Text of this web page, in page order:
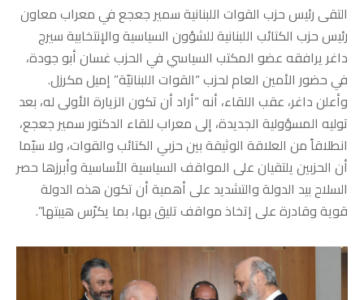
التقى رئيس حزب القوات اللبنانية سمير جعجع في معراب معاون
رئيس حزب الكتائب اللبنانية للشؤون السياسية والإنتخابية سيرج
داغر يرافقه عضو المكتب السياسي في الحزب غسان أبو جودة،
في حضور الأمين العام لحزب “القوات اللبنانيّة” إميل مكرزل.
وأعلن داغر، عقب اللقاء، أنه “أراد أن تكون الزيارة الأولى له، بعد
توليه المسؤولية الجديدة، إلى معراب للقاء الدكتور سمير جعجع،
انطلاقاً من العلاقة الوثيقة بين حزبي الكتائب والقوات، ولا سيّما
أن الحزبين يلتقيان على المواقف السياسية الأساسية وأبرزها حصر
السلاح بيد الدولة والتشديد على أهمية أن تكون هذه الدولة
قوية وقادرة على إتخاذ مواقف تليق بها، بما يكرّس هيبتها”.